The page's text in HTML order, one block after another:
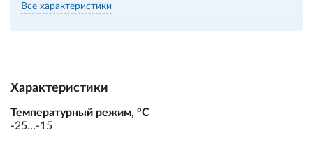
Все характеристики
Характеристики
Температурный режим, °С
-25…-15